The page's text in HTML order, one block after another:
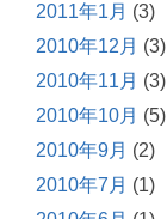
2011年1月 (3)
2010年12月 (3)
2010年11月 (3)
2010年10月 (5)
2010年9月 (2)
2010年7月 (1)